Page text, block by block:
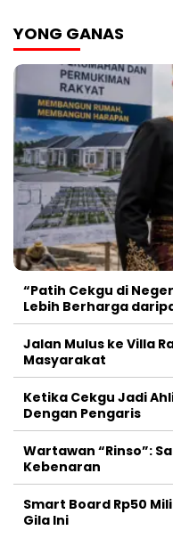
YONG GANAS
“Patih Cekgu di
Lebih Berharga
Jalan Mulus ke Villa
Masyarakat
Ketika Cekgu Jadi
Dengan Pengaris
Wartawan “Rinso”:
Kebenaran
Smart Board Rp50
Gila Ini